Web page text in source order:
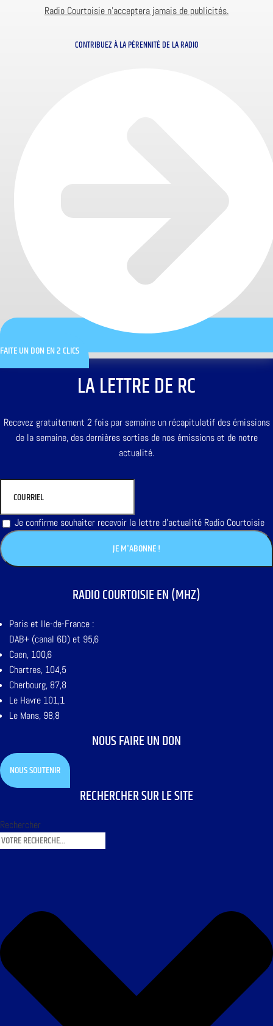
Radio Courtoisie n’acceptera jamais de publicités.
CONTRIBUEZ À LA PÉRENNITÉ DE LA RADIO
FAITE UN DON EN 2 CLICS
LA LETTRE DE RC
Recevez gratuitement 2 fois par semaine un récapitulatif des émissions
de la semaine, des dernières sorties de nos émissions et de notre
actualité.
Je confirme souhaiter recevoir la lettre d'actualité Radio Courtoisie
RADIO COURTOISIE EN (MHZ)
Paris et Ile-de-France :
DAB+ (canal 6D) et 95,6
Caen, 100,6
Chartres, 104,5
Cherbourg, 87,8
Le Havre 101,1
Le Mans, 98,8
NOUS FAIRE UN DON
NOUS SOUTENIR
RECHERCHER SUR LE SITE
Rechercher